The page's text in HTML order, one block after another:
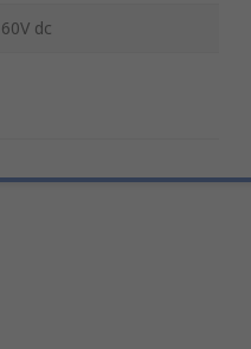
60V dc